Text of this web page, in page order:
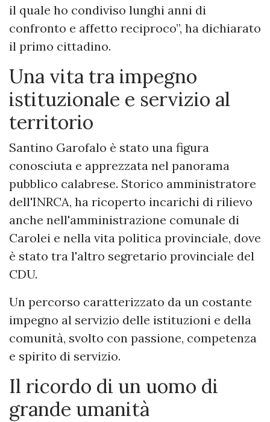
il quale ho condiviso lunghi anni di
confronto e affetto reciproco”, ha dichiarato
il primo cittadino.
Una vita tra impegno
istituzionale e servizio al
territorio
Santino Garofalo è stato una figura
conosciuta e apprezzata nel panorama
pubblico calabrese. Storico amministratore
dell'INRCA, ha ricoperto incarichi di rilievo
anche nell'amministrazione comunale di
Carolei e nella vita politica provinciale, dove
è stato tra l'altro segretario provinciale del
CDU.
Un percorso caratterizzato da un costante
impegno al servizio delle istituzioni e della
comunità, svolto con passione, competenza
e spirito di servizio.
Il ricordo di un uomo di
grande umanità